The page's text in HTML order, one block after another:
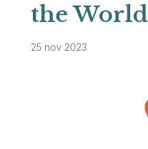
the World
25 nov 2023